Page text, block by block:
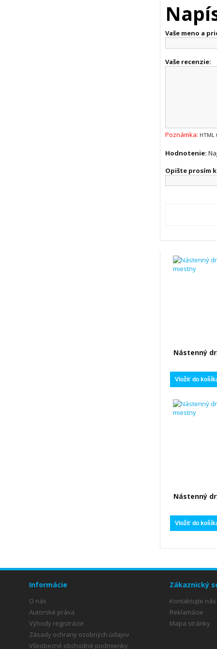
Vaše meno a
Vaše recenzie:
Poznámka:
Hodnotenie:
Opište prosím
Nástenný
Vložiť do
Nástenný
Vložiť do
Informácie
O nás
Autorské práva
Výhody registrácie
Zásady ochrany osobných údajov
Všeobecné obchodné podmienky
Zákaznický
Kontaktujte nás
Reklamácie
Mapa stránky